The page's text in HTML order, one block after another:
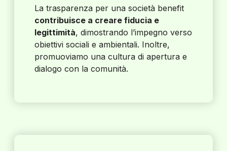
La trasparenza per una società benefit
contribuisce a creare fiducia e
legittimità, dimostrando l’impegno verso
obiettivi sociali e ambientali. Inoltre,
promuoviamo una cultura di apertura e
dialogo con la comunità.